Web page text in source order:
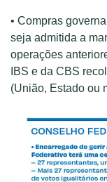
• Compras
seja admitida a
operações
IBS e da CBS
(União, Estado ou